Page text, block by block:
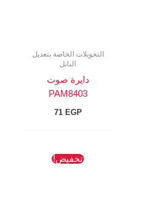
التحويلات الخاصة بتعديل
البانل
دايرة صوت
PAM8403
71 EGP
تخفيض!
السعر